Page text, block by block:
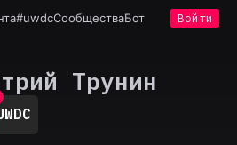
#uwdcСообществаБот Войти
Трунин